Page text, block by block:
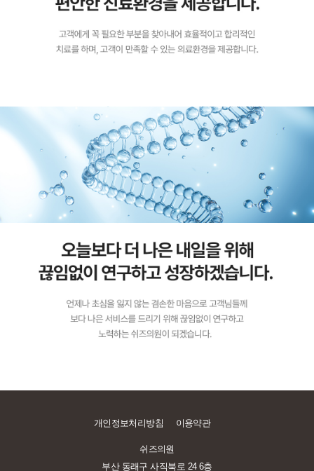
개인정보처리방침 이용약관
쉬즈의원
부산 동래구 사직북로 24 6층